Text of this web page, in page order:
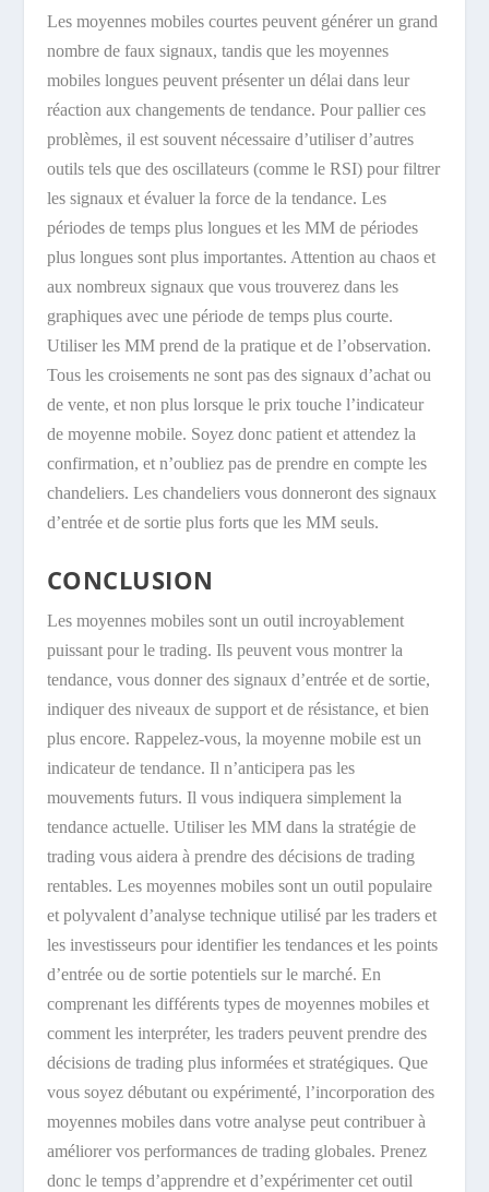
Les moyennes mobiles courtes peuvent générer un grand
nombre de faux signaux, tandis que les moyennes
mobiles longues peuvent présenter un délai dans leur
réaction aux changements de tendance. Pour pallier ces
problèmes, il est souvent nécessaire d’utiliser d’autres
outils tels que des oscillateurs (comme le RSI) pour filtrer
les signaux et évaluer la force de la tendance. Les
périodes de temps plus longues et les MM de périodes
plus longues sont plus importantes. Attention au chaos et
aux nombreux signaux que vous trouverez dans les
graphiques avec une période de temps plus courte.
Utiliser les MM prend de la pratique et de l’observation.
Tous les croisements ne sont pas des signaux d’achat ou
de vente, et non plus lorsque le prix touche l’indicateur
de moyenne mobile. Soyez donc patient et attendez la
confirmation, et n’oubliez pas de prendre en compte les
chandeliers. Les chandeliers vous donneront des signaux
d’entrée et de sortie plus forts que les MM seuls.
CONCLUSION
Les moyennes mobiles sont un outil incroyablement
puissant pour le trading. Ils peuvent vous montrer la
tendance, vous donner des signaux d’entrée et de sortie,
indiquer des niveaux de support et de résistance, et bien
plus encore. Rappelez-vous, la moyenne mobile est un
indicateur de tendance. Il n’anticipera pas les
mouvements futurs. Il vous indiquera simplement la
tendance actuelle. Utiliser les MM dans la stratégie de
trading vous aidera à prendre des décisions de trading
rentables. Les moyennes mobiles sont un outil populaire
et polyvalent d’analyse technique utilisé par les traders et
les investisseurs pour identifier les tendances et les points
d’entrée ou de sortie potentiels sur le marché. En
comprenant les différents types de moyennes mobiles et
comment les interpréter, les traders peuvent prendre des
décisions de trading plus informées et stratégiques. Que
vous soyez débutant ou expérimenté, l’incorporation des
moyennes mobiles dans votre analyse peut contribuer à
améliorer vos performances de trading globales. Prenez
donc le temps d’apprendre et d’expérimenter cet outil